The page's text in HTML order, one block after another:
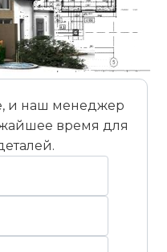
и наш менеджер
время для